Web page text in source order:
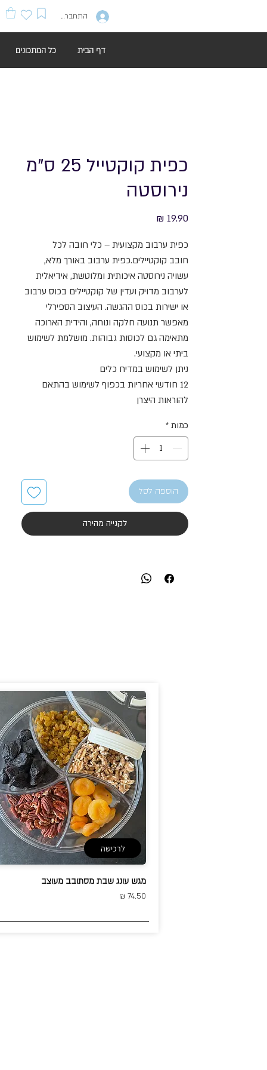
התחברות
דף הבית כל המתכונים
כפית קוקטייל 25 ס"מ
נירוסטה
כפית ערבוב מקצועית – כלי חובה לכל
חובב קוקטיילים.כפית ערבוב באורך מלא,
עשויה נירוסטה איכותית ומלוטשת, אידיאלית
לערבוב מדויק ועדין של קוקטיילים בכוס ערבוב
או ישירות בכוס ההגשה. העיצוב הספירלי
מאפשר תנועה חלקה ונוחה, והידית הארוכה
מתאימה גם לכוסות גבוהות. מושלמת לשימוש
ביתי או מקצועי.
ניתן לשימוש במדיח כלים
12 חודשי אחריות בכפוף לשימוש בהתאם
להוראות היצרן
כמות *
הוספה לסל
לקנייה מהירה
לרכישה
מגש עונג שבת מסתובב מעוצב
74.50 ₪